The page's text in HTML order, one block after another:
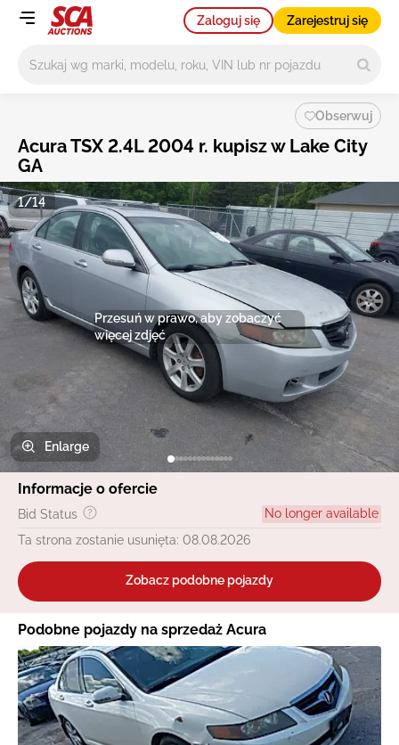
Zaloguj się Zarejestruj się
Obserwuj
Acura TSX 2.4L 2004 r. kupisz w Lake City
GA
Przesuń w prawo, aby zobaczyć
więcej zdjęć
1/14
Enlarge
Informacje o ofercie
Bid Status
No longer available
Ta strona zostanie usunięta: 08.08.2026
Zobacz podobne pojazdy
Podobne pojazdy na sprzedaż Acura